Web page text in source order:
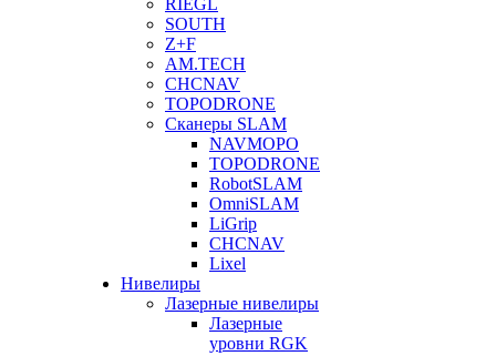
RIEGL
SOUTH
Z+F
AM.TECH
CHCNAV
TOPODRONE
Сканеры SLAM
NAVMOPO
TOPODRONE
RobotSLAM
OmniSLAM
LiGrip
CHCNAV
Lixel
Нивелиры
Лазерные нивелиры
Лазерные
уровни RGK